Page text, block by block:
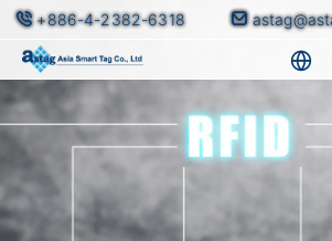
+886-4-2382-6318